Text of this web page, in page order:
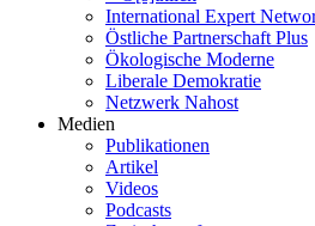
Inter­na­tional Expert
Östliche Partner­schaft Plus
Ökolo­gische Moderne
Liberale Demokratie
Netzwerk Nahost
Medien
Publi­ka­tionen
Artikel
Videos
Podcasts